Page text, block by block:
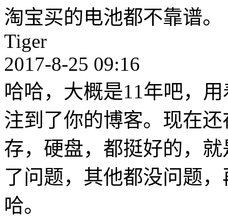
淘宝买的电池都不靠谱。
Tiger
2017-8-25 09:16
哈哈，大概是11年吧，
注到了你的博客。现在
存，硬盘，都挺好的，
了问题，其他都没问题
哈。